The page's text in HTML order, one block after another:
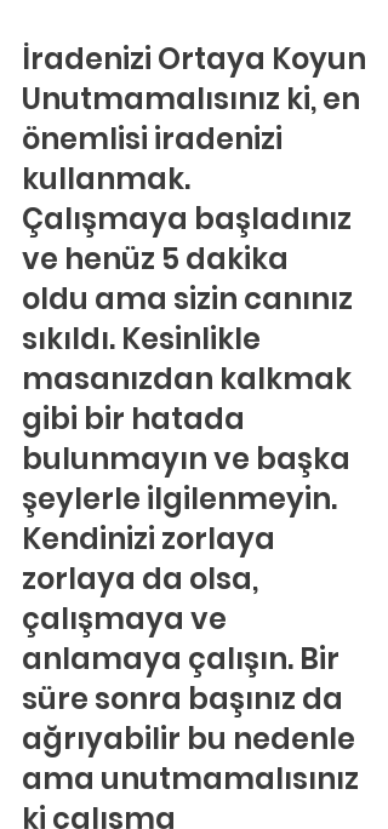
İradenizi Ortaya Koyun
Unutmamalısınız ki, en
önemlisi iradenizi
kullanmak.
Çalışmaya başladınız
ve henüz 5 dakika
oldu ama sizin canınız
sıkıldı. Kesinlikle
masanızdan kalkmak
gibi bir hatada
bulunmayın ve başka
şeylerle ilgilenmeyin.
Kendinizi zorlaya
zorlaya da olsa,
çalışmaya ve
anlamaya çalışın. Bir
süre sonra başınız da
ağrıyabilir bu nedenle
ama unutmamalısınız
ki çalışma